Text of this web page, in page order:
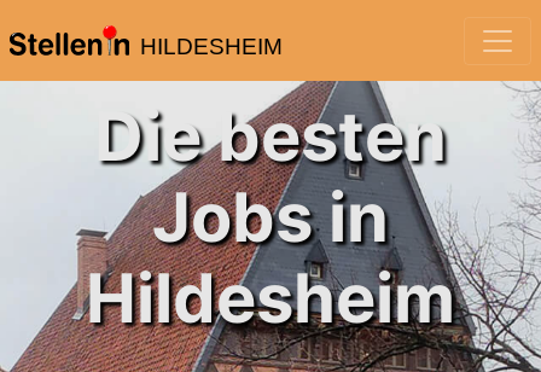
HILDESHEIM
Die besten
Jobs in
Hildesheim